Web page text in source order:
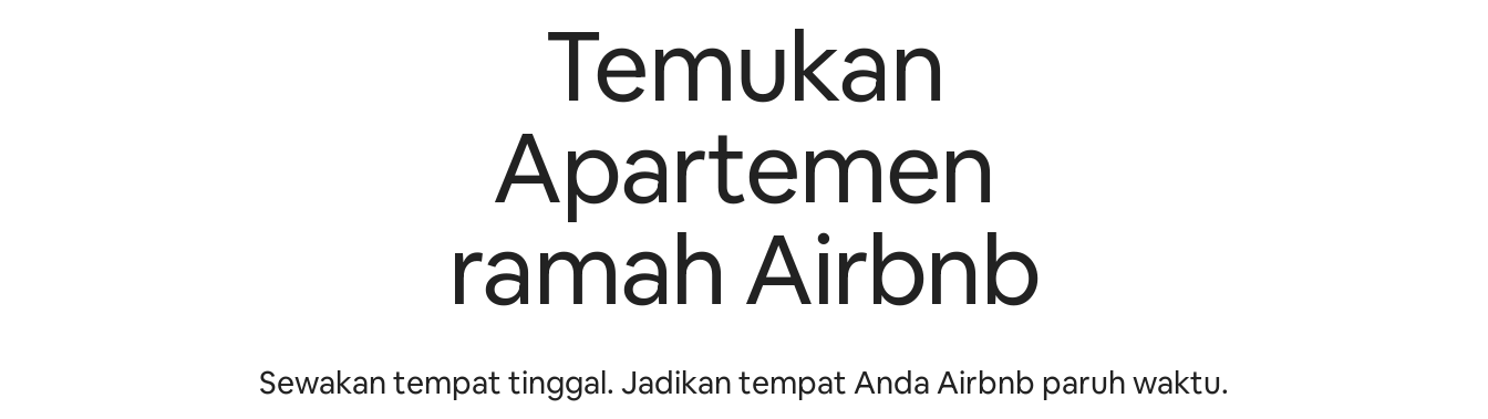
Temukan
Apartemen
ramah Airbnb
Sewakan tempat tinggal. Jadikan tempat Anda Airbnb paruh waktu.